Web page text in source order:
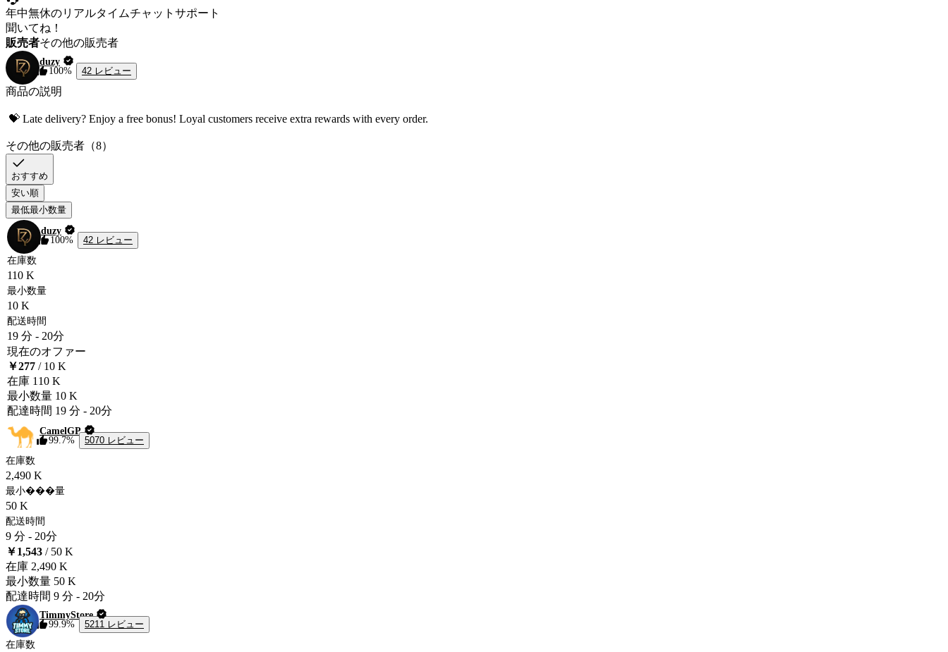
年中無休のリアルタイムチャットサポート
聞いてね！
販売者その他の販売者
duzy
100%
42 レビュー
商品の説明
その他の販売者（8）
おすすめ
安い順
最低最小数量
duzy
100%
42 レビュー
在庫数
110 K
最小数量
10 K
配送時間
19 分 - 20分
現在のオファー
￥277 / 10 K
在庫 110 K
最小数量 10 K
配達時間 19 分 - 20分
CamelGP
99.7%
5070 レビュー
在庫数
2,490 K
最小���量
50 K
配送時間
9 分 - 20分
￥1,543 / 50 K
在庫 2,490 K
最小数量 50 K
配達時間 9 分 - 20分
TimmyStore
99.9%
5211 レビュー
在庫数